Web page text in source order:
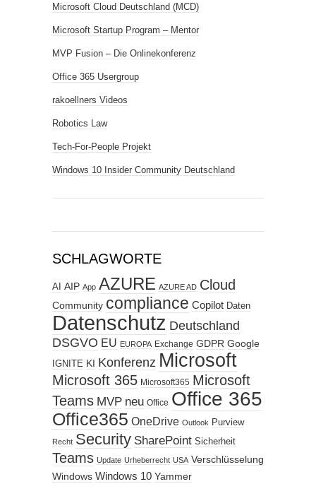
Microsoft Cloud Deutschland (MCD)
Microsoft Startup Program – Mentor
MVP Fusion – Die Onlinekonferenz
Office 365 Usergroup
rakoellners Videos
Robotics Law
Tech-For-People Projekt
Windows 10 Insider Community Deutschland
SCHLAGWORTE
AI AIP App AZURE AZURE AD Cloud
Community compliance Copilot Daten
Datenschutz Deutschland
DSGVO EU EUROPA Exchange GDPR Google
IGNITE KI Konferenz Microsoft
Microsoft 365 Microsoft365 Microsoft
Teams MVP neu Office Office 365
Office365 OneDrive Outlook Purview
Recht Security SharePoint Sicherheit
Teams Update Urheberrecht USA Verschlüsselung
Windows Windows 10 Yammer